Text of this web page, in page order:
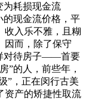
为耗损现金流
的现金流价格，平
收入乐不雅，且糊
因而，除了保守
对待房子——首要
”的人，前些年，
”，正在闵行古美
资产的矫捷性取流